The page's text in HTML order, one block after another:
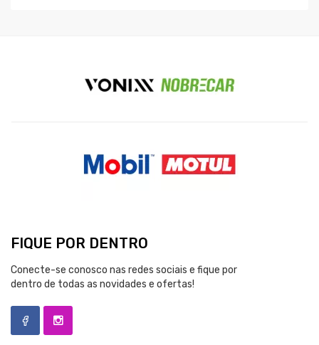
FIQUE POR DENTRO
Conecte-se conosco nas redes sociais e fique por
dentro de todas as novidades e ofertas!